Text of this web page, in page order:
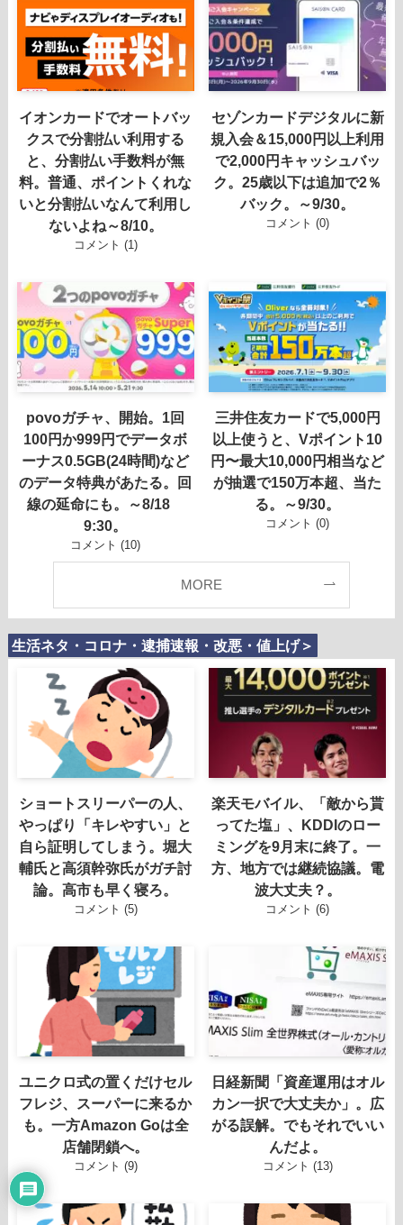
イオンカードでオートバッ
クスで分割払い利用する
と、分割払い手数料が無
料。普通、ポイントくれな
いと分割払いなんて利用し
ないよね～8/10。
コメント (1)
セゾンカードデジタルに新
規入会＆15,000円以上利用
で2,000円キャッシュバッ
ク。25歳以下は追加で2％
バック。～9/30。
コメント (0)
povoガチャ、開始。1回
100円か999円でデータボ
ーナス0.5GB(24時間)など
のデータ特典があたる。回
線の延命にも。～8/18
9:30。
コメント (10)
三井住友カードで5,000円
以上使うと、Vポイント10
円〜最大10,000円相当など
が抽選で150万本超、当た
る。～9/30。
コメント (0)
MORE
生活ネタ・コロナ・逮捕速報・改悪・値上げ＞
ショートスリーパーの人、
やっぱり「キレやすい」と
自ら証明してしまう。堀大
輔氏と高須幹弥氏がガチ討
論。高市も早く寝ろ。
コメント (5)
楽天モバイル、「敵から貰
ってた塩」、KDDIのロー
ミングを9月末に終了。一
方、地方では継続協議。電
波大丈夫？。
コメント (6)
ユニクロ式の置くだけセル
フレジ、スーパーに来るか
も。一方Amazon Goは全
店舗閉鎖へ。
コメント (9)
日経新聞「資産運用はオル
カン一択で大丈夫か」。広
がる誤解。でもそれでいい
んだよ。
コメント (13)